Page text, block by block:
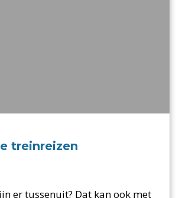
treinreizen
er tussenuit? Dat kan ook met